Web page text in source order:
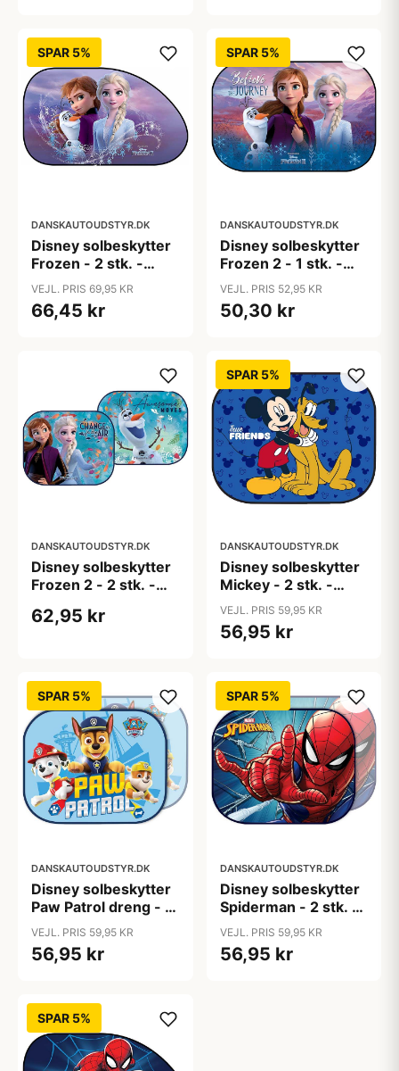
SPAR 5%
DANSKAUTOUDSTYR.DK
Disney solbeskytter
Frozen - 2 stk. -
65x38 cm
VEJL. PRIS 69,95 KR
66,45 kr
SPAR 5%
DANSKAUTOUDSTYR.DK
Disney solbeskytter
Frozen 2 - 1 stk. -
60x40 cm
VEJL. PRIS 52,95 KR
50,30 kr
DANSKAUTOUDSTYR.DK
Disney solbeskytter
Frozen 2 - 2 stk. -
62,95 kr
SPAR 5%
DANSKAUTOUDSTYR.DK
Disney solbeskytter
Mickey - 2 stk. -
44x35 cm
VEJL. PRIS 59,95 KR
56,95 kr
SPAR 5%
DANSKAUTOUDSTYR.DK
Disney solbeskytter
Paw Patrol dreng - 2
stk. - 44x35 cm
VEJL. PRIS 59,95 KR
56,95 kr
SPAR 5%
DANSKAUTOUDSTYR.DK
Disney solbeskytter
Spiderman - 2 stk. -
44x35 cm
VEJL. PRIS 59,95 KR
56,95 kr
SPAR 5%